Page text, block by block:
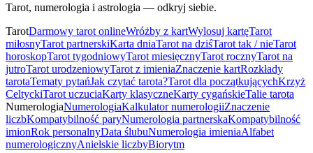
Tarot, numerologia i astrologia — odkryj siebie.
TarotDarmowy tarot onlineWróżby z kartWylosuj kartęTarot
miłosnyTarot partnerskiKarta dniaTarot na dziśTarot tak / nieTarot
horoskopTarot tygodniowyTarot miesięcznyTarot rocznyTarot na
jutroTarot urodzeniowyTarot z imieniaZnaczenie kartRozkłady
tarotaTematy pytańJak czytać tarota?Tarot dla początkującychKrzyż
CeltyckiTarot uczuciaKarty klasyczneKarty cygańskieTalie tarota
NumerologiaNumerologiaKalkulator numerologiiZnaczenie
liczbKompatybilność paryNumerologia partnerskaKompatybilność
imionRok personalnyData ślubuNumerologia imieniaAlfabet
numerologicznyAnielskie liczbyBiorytm